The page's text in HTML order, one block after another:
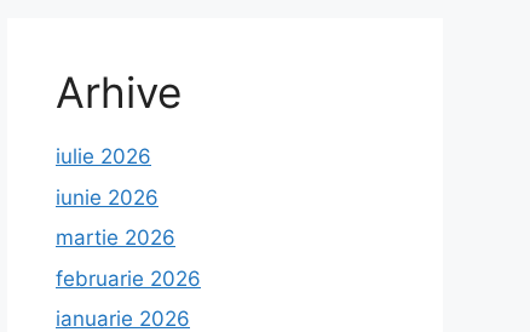
Arhive
iulie 2026
iunie 2026
martie 2026
februarie 2026
ianuarie 2026